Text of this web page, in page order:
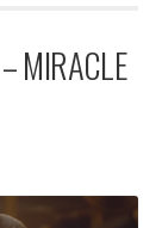
MIRACLE